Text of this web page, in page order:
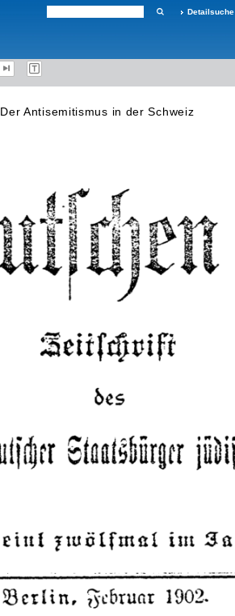
Detailsuche
Der Antisemitismus in der Schweiz